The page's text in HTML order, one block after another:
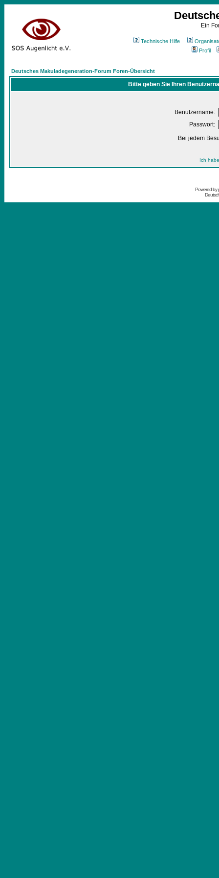
Ein
Technische Hilfe
Profil
Deutsches Makuladegeneration-Forum Foren-Übersicht
Bitte geben Sie Ihren
Benutzername:
Passwort:
Bei jedem
Ich
Powered by